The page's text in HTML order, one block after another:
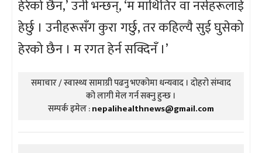
हेरेको छैन,’ उनी भन्छन्, ‘म माथितिर वा नर्सहरूलाई
हेर्छु । उनीहरूसँग कुरा गर्छु, तर कहिल्यै सुई घुसेको
हेरको छैन । म रगत हेर्न सक्दिनँ ।’
समाचार / स्वास्थ्य सामाग्री पढनु भएकोमा धन्यवाद । दोहरो संम्वाद
को लागी मेल गर्न सक्नु हुन्छ ।
सम्पर्क इमेल :nepalihealthnews@gmail.com